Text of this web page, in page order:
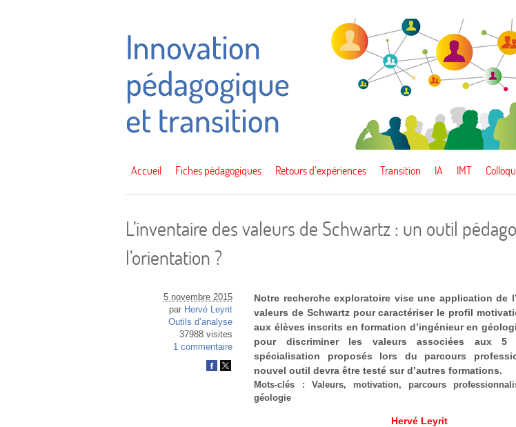
Accueil Fiches pédagogiques Retours d’expériences Transition IA IMT
L’inventaire des valeurs de Schwartz : un outil
l’orientation ?
5 novembre 2015
par Hervé Leyrit
Outils d’analyse
37988 visites
1 commentaire
Notre recherche exploratoire vise une application de
valeurs de Schwartz pour caractériser le profil
aux élèves inscrits en formation d’ingénieur en
pour discriminer les valeurs associées aux 5
spécialisation proposés lors du parcours
nouvel outil devra être testé sur d’autres formations.
Mots-clés : Valeurs, motivation, parcours
géologie
Hervé Leyrit